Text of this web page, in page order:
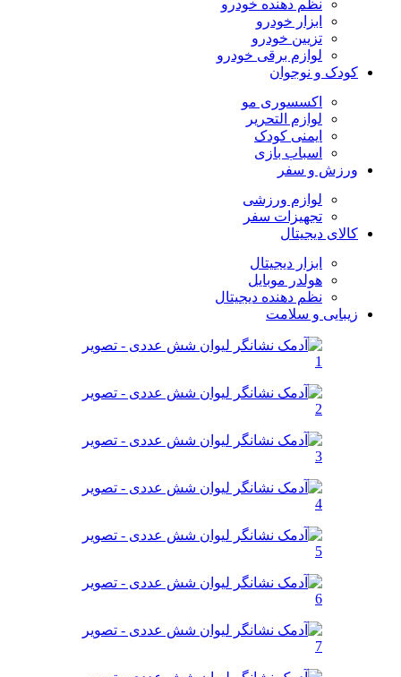
نظم دهنده خودرو
ابزار خودرو
تزیین خودرو
لوازم برقی خودرو
کودک و نوجوان
اکسسوری مو
لوازم التحریر
ایمنی کودک
اسباب بازی
ورزش و سفر
لوازم ورزشی
تجهیزات سفر
کالای دیجیتال
ابزار دیجیتال
هولدر موبایل
نظم دهنده دیجیتال
زیبایی و سلامت